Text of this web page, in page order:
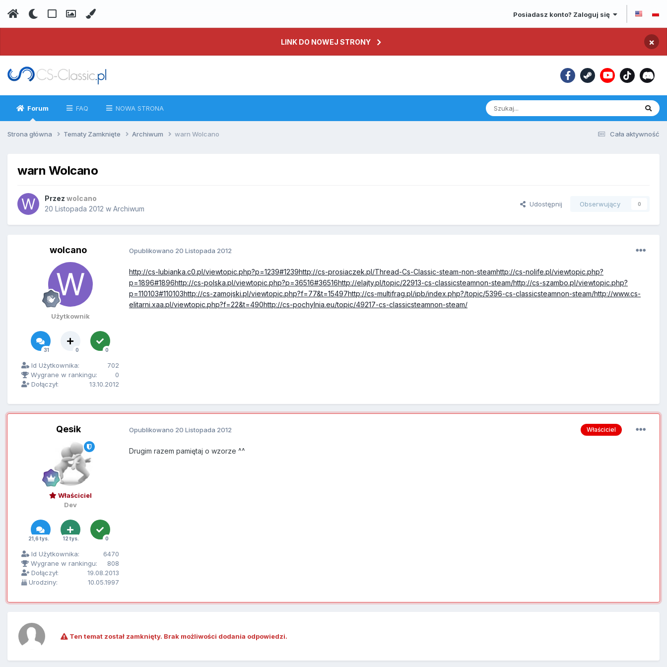
Posiadasz konto? Zaloguj się
LINK DO NOWEJ STRONY ×
Forum FAQ NOWA STRONA
Cała aktywność
Strona główna Tematy Zamknięte Archiwum warn Wolcano
warn Wolcano
Przez wolcano
20 Listopada 2012 w Archiwum
Udostępnij Obserwujący 0
wolcano
Użytkownik
31 0 0
Id Użytkownika:
702
Wygrane w rankingu:
0
Dołączył:
13.10.2012
Opublikowano 20 Listopada 2012
http://cs-lubianka.c0.pl/viewtopic.php?p=1239#1239http://cs-prosiaczek.pl/Thread-Cs-Classic-steam-non-steamhttp://cs-nolife.pl/viewtopic.php?
p=1896#1896http://cs-polska.pl/viewtopic.php?p=36516#36516http://elajty.pl/topic/22913-cs-classicsteamnon-steam/http://cs-szambo.pl/viewtopic.php?
p=110103#110103http://cs-zamojski.pl/viewtopic.php?f=77&t=15497http://cs-multifrag.pl/ipb/index.php?/topic/5396-cs-classicsteamnon-steam/http://www.cs-
elitarni.xaa.pl/viewtopic.php?f=22&t=490http://cs-pochylnia.eu/topic/49217-cs-classicsteamnon-steam/
Qesik
Właściciel
Dev
21,6 tys. 12 tys. 0
Id Użytkownika:
6470
Wygrane w rankingu:
808
Dołączył:
19.08.2013
Urodziny:
10.05.1997
Właściciel
Opublikowano 20 Listopada 2012
Drugim razem pamiętaj o wzorze ^^
Ten temat został zamknięty. Brak możliwości dodania odpowiedzi.